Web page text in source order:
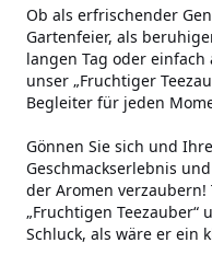
Ob als erfrischender
Gartenfeier, als
langen Tag oder
unser „Fruchtiger
Begleiter für jeden
Gönnen Sie sich und
Geschmackserlebnis
der Aromen verzaubern!
„Fruchtigen Teezauber“
Schluck, als wäre er ein